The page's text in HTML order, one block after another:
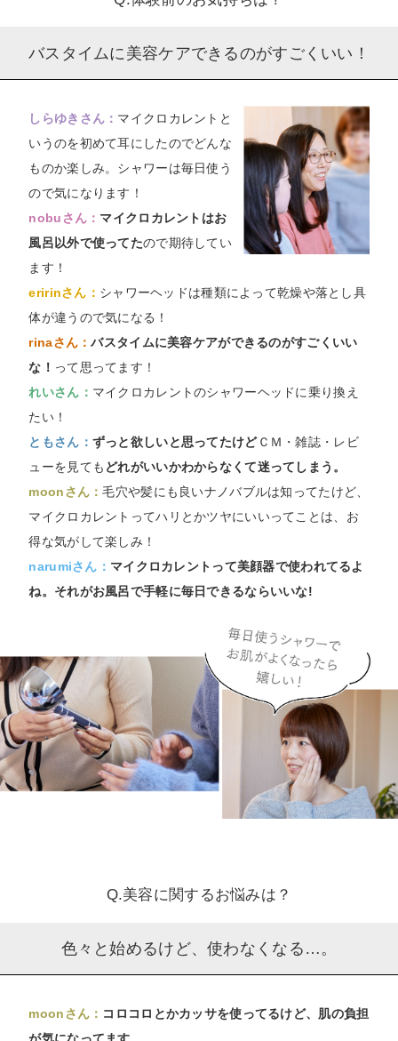
バスタイムに美容ケアできるのがすごくいい！
しらゆきさん： マイクロカレントと
いうのを初めて耳にしたのでどんな
ものか楽しみ。シャワーは毎日使う
ので気になります！
nobuさん： マイクロカレントはお
風呂以外で使ってたので期待してい
ます！
eririnさん： シャワーヘッドは種類によって乾燥や落とし具
体が違うので気になる！
rinaさん：バスタイムに美容ケアができるのがすごくいい
な！ って思ってます！
れいさん： マイクロカレントのシャワーヘッドに乗り換え
たい！
ともさん： ずっと欲しいと思ってたけどＣＭ・雑誌・レビ
ューを見ても どれがいいかわからなくて迷ってしまう。
moonさん：毛穴や髪にも良いナノバブルは知ってたけど、
マイクロカレントってハリとかツヤにいいってことは、お
得な気がして楽しみ！
narumiさん： マイクロカレントって美顔器で使われてるよ
ね。それがお風呂で手軽に毎日できるならいいな!
Q.美容に関するお悩みは？
色々と始めるけど、使わなくなる…。
moonさん： コロコロとかカッサを使ってるけど、肌の負担